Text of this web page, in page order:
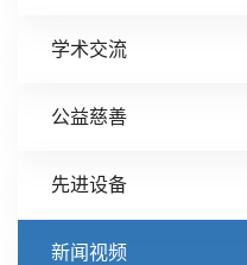
学术交流
公益慈善
先进设备
新闻视频